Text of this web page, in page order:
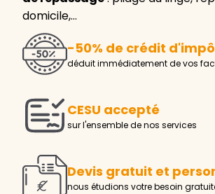
domicile,…
-50% de crédit
déduit immédiatement de vos
CESU accepté
sur l'ensemble de nos services
Devis gratuit et
nous étudions votre besoin